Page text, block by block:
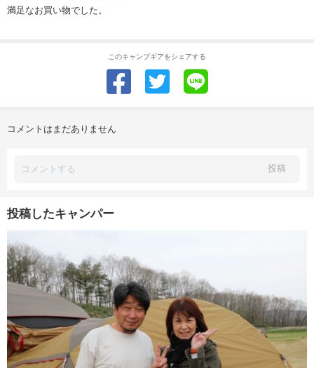
満足なお買い物でした。
このキャンプギアをシェアする
コメントはまだありません
投稿
投稿したキャンパー